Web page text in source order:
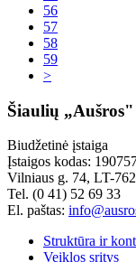
56
57
58
59
>
Šiaulių
Biudžetinė įstaiga
Įstaigos kodas:
Vilniaus g. 74, LT-
Tel. (0 41) 52 69 33
El. paštas:
Struktūra ir
Veiklos sritys